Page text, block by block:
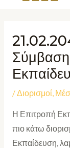
Σύμβαση
/Διορισμοί,
Η Επιτροπή
πιο κάτω
Εκπαίδευση,